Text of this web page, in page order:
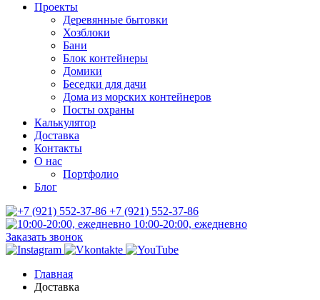
Проекты
Деревянные бытовки
Хозблоки
Бани
Блок контейнеры
Домики
Беседки для дачи
Дома из морских контейнеров
Посты охраны
Калькулятор
Доставка
Контакты
О нас
Портфолио
Блог
+7 (921) 552-37-86
10:00-20:00, ежедневно
Заказать звонок
Главная
Доставка